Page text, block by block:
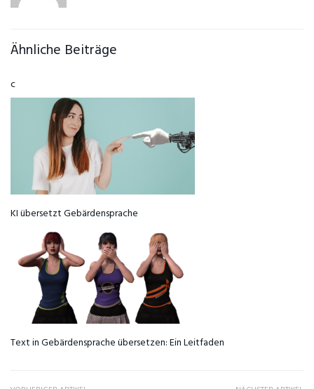
Ähnliche Beiträge
c
KI übersetzt Gebärdensprache
Text in Gebärdensprache übersetzen: Ein Leitfaden